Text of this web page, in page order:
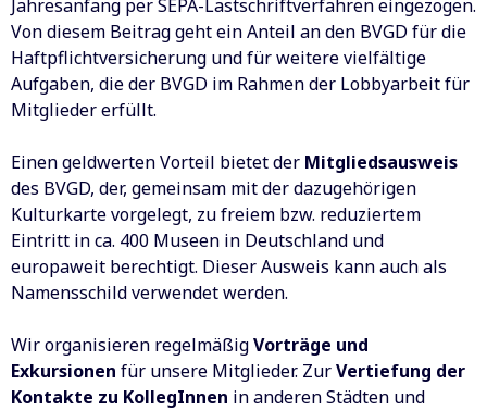
Jahresanfang per SEPA-Lastschriftverfahren eingezogen.
Von diesem Beitrag geht ein Anteil an den BVGD für die
Haftpflichtversicherung und für weitere vielfältige
Aufgaben, die der BVGD im Rahmen der Lobbyarbeit für
Mitglieder erfüllt.
Einen geldwerten Vorteil bietet der Mitgliedsausweis
des BVGD, der, gemeinsam mit der dazugehörigen
Kulturkarte vorgelegt, zu freiem bzw. reduziertem
Eintritt in ca. 400 Museen in Deutschland und
europaweit berechtigt. Dieser Ausweis kann auch als
Namensschild verwendet werden.
Wir organisieren regelmäßigVorträge und
Exkursionen für unsere Mitglieder. ZurVertiefung der
Kontakte zu KollegInnen in anderen Städten und